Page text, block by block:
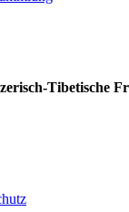
Tibetische